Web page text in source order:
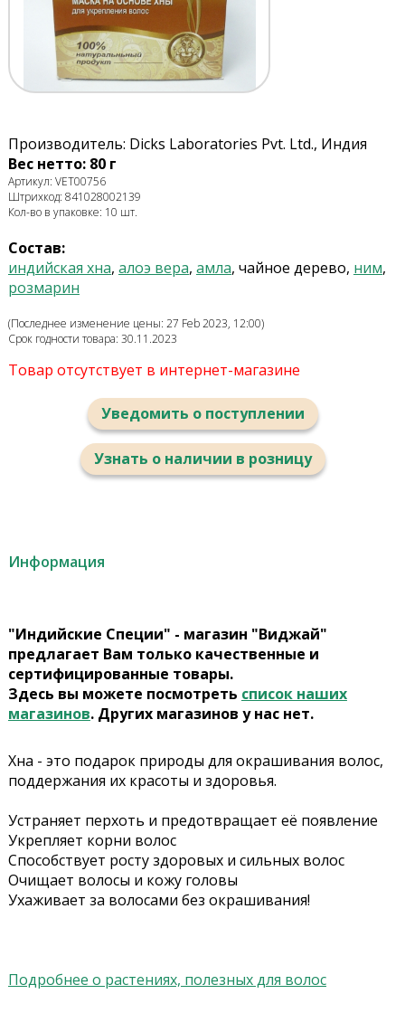
Производитель: Dicks Laboratories Pvt. Ltd., Индия
Вес нетто: 80 г
Артикул: VET00756
Штрихкод: 841028002139
Кол-во в упаковке: 10 шт.
Состав:
индийская хна, алоэ вера, амла, чайное дерево, ним,
розмарин
(Последнее изменение цены: 27 Feb 2023, 12:00)
Срок годности товара: 30.11.2023
Товар отсутствует в интернет-магазине
Уведомить о поступлении
Узнать о наличии в розницу
Информация
"Индийские Специи" - магазин "Виджай"
предлагает Вам только качественные и
сертифицированные товары.
Здесь вы можете посмотреть список наших
магазинов. Других магазинов у нас нет.
Хна - это подарок природы для окрашивания волос,
поддержания их красоты и здоровья.
Устраняет перхоть и предотвращает её появление
Укрепляет корни волос
Способствует росту здоровых и сильных волос
Очищает волосы и кожу головы
Ухаживает за волосами без окрашивания!
Подробнее о растениях, полезных для волос